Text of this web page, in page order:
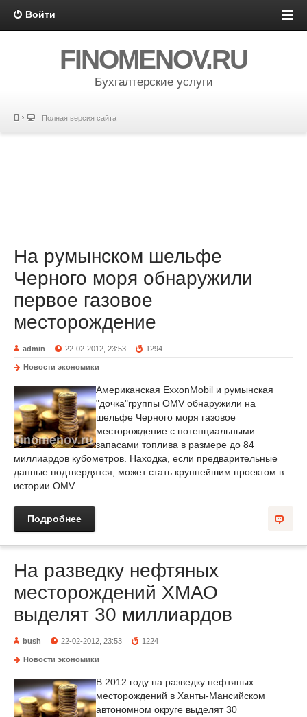
Войти
FINOMENOV.RU
Бухгалтерские услуги
Полная версия сайта
На румынском шельфе
Черного моря обнаружили
первое газовое
месторождение
admin 22-02-2012, 23:53 1294
Новости экономики
Американская ExxonMobil и румынская
"дочка"группы OMV обнаружили на
шельфе Черного моря газовое
месторождение с потенциальными
запасами топлива в размере до 84
миллиардов кубометров. Находка, если предварительные
данные подтвердятся, может стать крупнейшим проектом в
истории OMV.
Подробнее
На разведку нефтяных
месторождений ХМАО
выделят 30 миллиардов
bush 22-02-2012, 23:53 1224
Новости экономики
В 2012 году на разведку нефтяных
месторождений в Ханты-Мансийском
автономном округе выделят 30